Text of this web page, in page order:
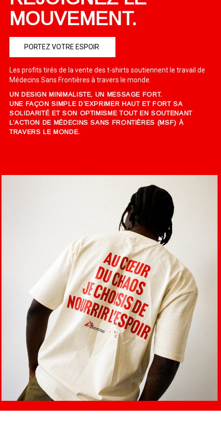
MOUVEMENT.
PORTEZ VOTRE ESPOIR
Les profits tirés de la vente des t-shirts soutiennent le travail de
Médecins Sans Frontières à travers le monde.
UN DESIGN MINIMALISTE, UN MESSAGE FORT.
UNE FAÇON SIMPLE D’EXPRIMER HAUT ET FORT SA
SOLIDARITÉ ET SON OPTIMISME TOUT EN SOUTENANT
L’ACTION DE MÉDECINS SANS FRONTIÈRES (MSF) À
TRAVERS LE MONDE.